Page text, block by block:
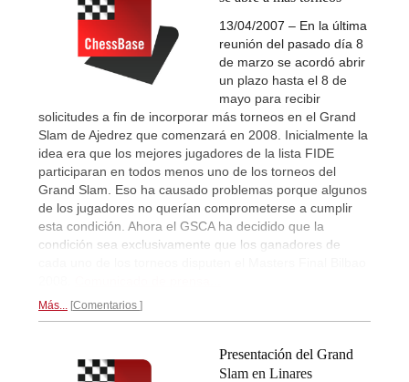
13/04/2007 – En la última
reunión del pasado día 8
de marzo se acordó abrir
un plazo hasta el 8 de
mayo para recibir
solicitudes a fin de incorporar más torneos en el Grand
Slam de Ajedrez que comenzará en 2008. Inicialmente la
idea era que los mejores jugadores de la lista FIDE
participaran en todos menos uno de los torneos del
Grand Slam. Eso ha causado problemas porque algunos
de los jugadores no querían comprometerse a cumplir
esta condición. Ahora el GSCA ha decidido que la
condición sea exclusivamente que los ganadores de
Más... Comentarios
Presentación del Grand
Slam en Linares